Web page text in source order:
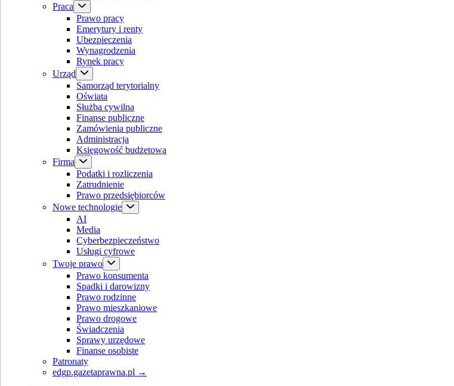
Praca
Prawo pracy
Emerytury i renty
Ubezpieczenia
Wynagrodzenia
Rynek pracy
Urząd
Samorząd terytorialny
Oświata
Służba cywilna
Finanse publiczne
Zamówienia publiczne
Administracja
Księgowość budżetowa
Firma
Podatki i rozliczenia
Zatrudnienie
Prawo przedsiębiorców
Nowe technologie
AI
Media
Cyberbezpieczeństwo
Usługi cyfrowe
Twoje prawo
Prawo konsumenta
Spadki i darowizny
Prawo rodzinne
Prawo mieszkaniowe
Prawo drogowe
Świadczenia
Sprawy urzędowe
Finanse osobiste
Patronaty
edgp.gazetaprawna.pl →